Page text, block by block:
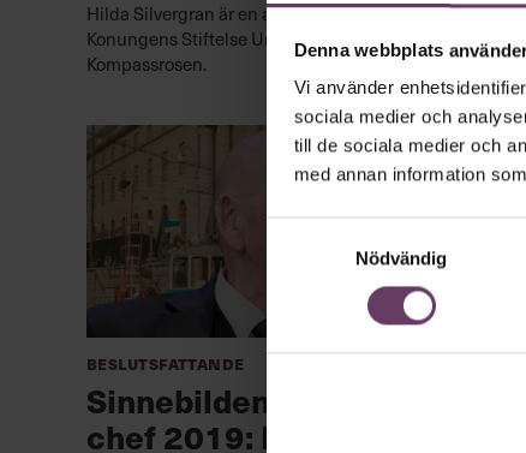
Denna webbplats
Vi använder
sociala medier och
till de sociala medier och
med annan information
Nödvändig
Hilda Silvergran är en av årets fem stipendiater när
Konungens Stiftelse Ungt Ledarskap delar ut
Kompassrosen.
Beslutsfattande
Sinnebilden av en svensk
chef 2019: PG